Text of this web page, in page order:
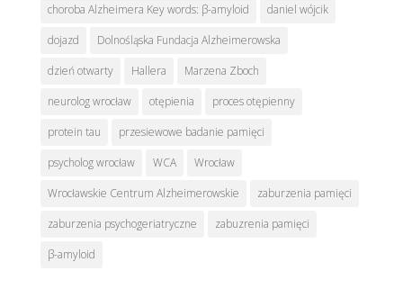
choroba Alzheimera Key words: β-amyloid
daniel wójcik
dojazd
Dolnośląska Fundacja Alzheimerowska
dzień otwarty
Hallera
Marzena Zboch
neurolog wrocław
otępienia
proces otępienny
protein tau
przesiewowe badanie pamięci
psycholog wrocław
WCA
Wrocław
Wrocławskie Centrum Alzheimerowskie
zaburzenia pamięci
zaburzenia psychogeriatryczne
zabuzrenia pamięci
β-amyloid